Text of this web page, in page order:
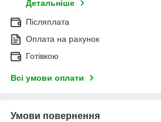
Детальніше
Післяплата
Оплата на рахунок
Готівкою
Всі умови оплати
Умови повернення